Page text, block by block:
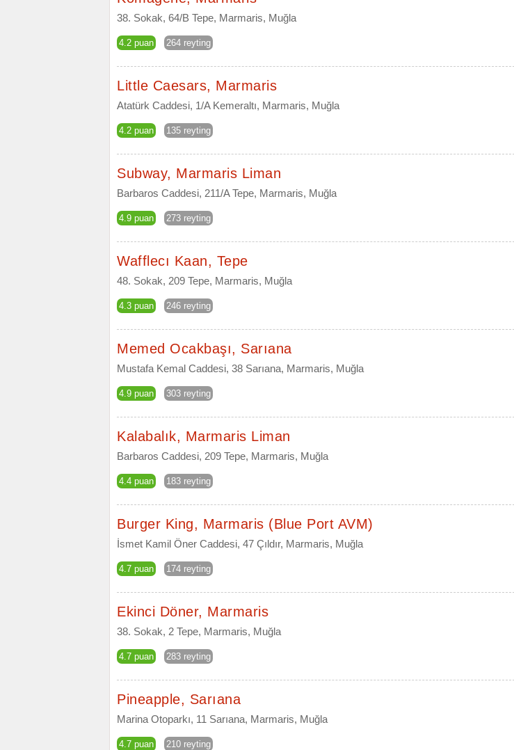
38. Sokak, 64/B Tepe, Marmaris, Muğla
4.2 puan 264 reyting
Little Caesars, Marmaris
Atatürk Caddesi, 1/A Kemeraltı, Marmaris, Muğla
4.2 puan 135 reyting
Subway, Marmaris Liman
Barbaros Caddesi, 211/A Tepe, Marmaris, Muğla
4.9 puan 273 reyting
Wafflecı Kaan, Tepe
48. Sokak, 209 Tepe, Marmaris, Muğla
4.3 puan 246 reyting
Memed Ocakbaşı, Sarıana
Mustafa Kemal Caddesi, 38 Sarıana, Marmaris, Muğla
4.9 puan 303 reyting
Kalabalık, Marmaris Liman
Barbaros Caddesi, 209 Tepe, Marmaris, Muğla
4.4 puan 183 reyting
Burger King, Marmaris (Blue Port AVM)
İsmet Kamil Öner Caddesi, 47 Çıldır, Marmaris, Muğla
4.7 puan 174 reyting
Ekinci Döner, Marmaris
38. Sokak, 2 Tepe, Marmaris, Muğla
4.7 puan 283 reyting
Pineapple, Sarıana
Marina Otoparkı, 11 Sarıana, Marmaris, Muğla
4.7 puan 210 reyting